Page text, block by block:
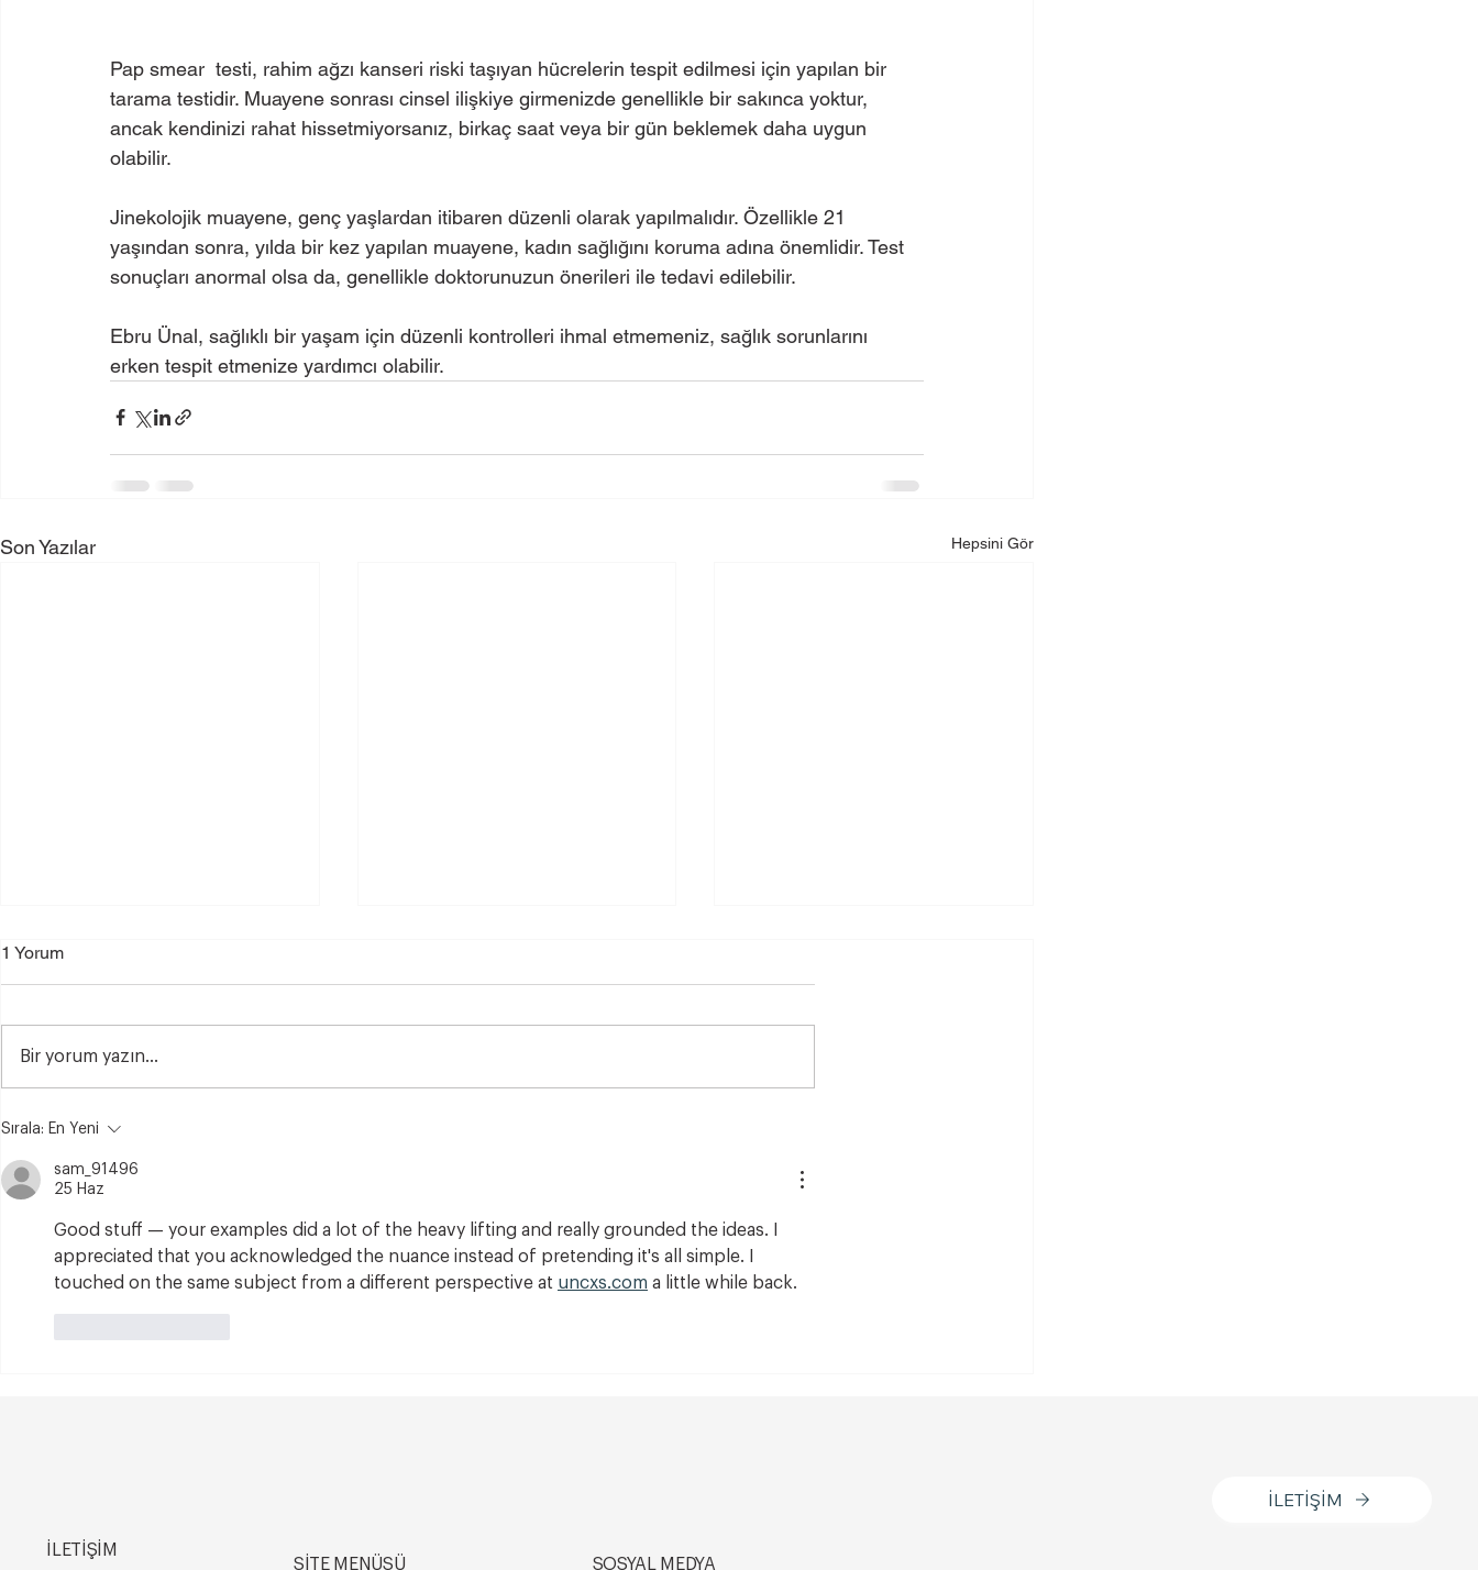
Pap smear  testi, rahim ağzı kanseri riski taşıyan hücrelerin tespit edilmesi için yapılan bir
tarama testidir. Muayene sonrası cinsel ilişkiye girmenizde genellikle bir sakınca yoktur,
ancak kendinizi rahat hissetmiyorsanız, birkaç saat veya bir gün beklemek daha uygun
olabilir.
Jinekolojik muayene, genç yaşlardan itibaren düzenli olarak yapılmalıdır. Özellikle 21
yaşından sonra, yılda bir kez yapılan muayene, kadın sağlığını koruma adına önemlidir. Test
sonuçları anormal olsa da, genellikle doktorunuzun önerileri ile tedavi edilebilir.
Ebru Ünal, sağlıklı bir yaşam için düzenli kontrolleri ihmal etmemeniz, sağlık sorunlarını
erken tespit etmenize yardımcı olabilir.
Son Yazılar Hepsini Gör
35 Yaş Sonrası Hamile
1 Yorum
Bir yorum yazın...
Sırala: En Yeni
sam_91496
25 Haz
Good stuff — your examples did a lot of the heavy lifting and really grounded the ideas. I
appreciated that you acknowledged the nuance instead of pretending it's all simple. I
touched on the same subject from a different perspective at uncxs.com a little while back.
İLETİŞİM
İLETİŞİM
SİTE MENÜSÜ SOSYAL MEDYA